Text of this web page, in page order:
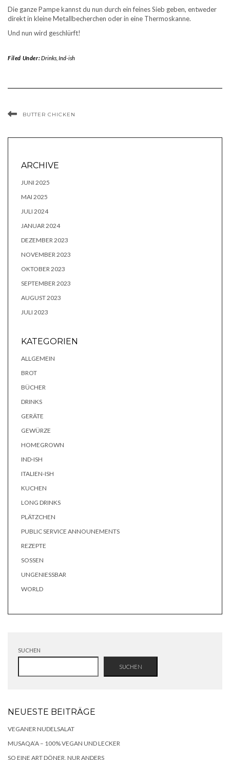
Die ganze Pampe kannst du nun durch ein feines Sieb geben, entweder
direkt in kleine Metallbecherchen oder in eine Thermoskanne.
Und nun wird geschlürft!
Filed Under:Drinks, Ind-ish
BUTTER CHICKEN
ARCHIVE
JUNI 2025
MAI 2025
JULI 2024
JANUAR 2024
DEZEMBER 2023
NOVEMBER 2023
OKTOBER 2023
SEPTEMBER 2023
AUGUST 2023
JULI 2023
KATEGORIEN
ALLGEMEIN
BROT
BÜCHER
DRINKS
GERÄTE
GEWÜRZE
HOMEGROWN
IND-ISH
ITALIEN-ISH
KUCHEN
LONG DRINKS
PLÄTZCHEN
PUBLIC SERVICE ANNOUNEMENTS
REZEPTE
SOSSEN
UNGENIESSBAR
WORLD
SUCHEN
SUCHEN
NEUESTE BEITRÄGE
VEGANER NUDELSALAT
MUSAQA’A – 100% VEGAN UND LECKER
SO EINE ART DÖNER, NUR ANDERS